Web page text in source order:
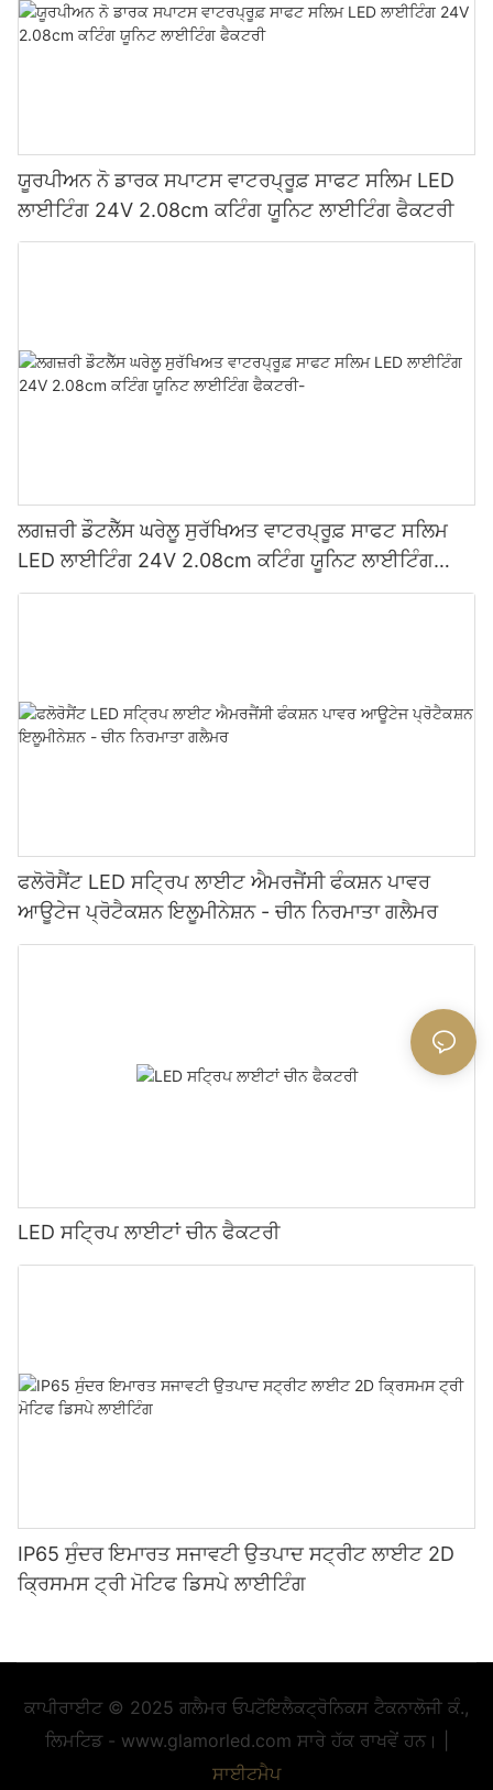
ਯੂਰਪੀਅਨ ਨੋ ਡਾਰਕ ਸਪਾਟਸ ਵਾਟਰਪ੍ਰੂਫ਼ ਸਾਫਟ ਸਲਿਮ LED
ਲਾਈਟਿੰਗ 24V 2.08cm ਕਟਿੰਗ ਯੂਨਿਟ ਲਾਈਟਿੰਗ ਫੈਕਟਰੀ
ਲਗਜ਼ਰੀ ਡੌਟਲੈੱਸ ਘਰੇਲੂ ਸੁਰੱਖਿਅਤ ਵਾਟਰਪ੍ਰੂਫ਼ ਸਾਫਟ ਸਲਿਮ
LED ਲਾਈਟਿੰਗ 24V 2.08cm ਕਟਿੰਗ ਯੂਨਿਟ ਲਾਈਟਿੰਗ
ਫੈਕਟਰੀ-
ਫਲੋਰੋਸੈਂਟ LED ਸਟ੍ਰਿਪ ਲਾਈਟ ਐਮਰਜੈਂਸੀ ਫੰਕਸ਼ਨ ਪਾਵਰ
ਆਊਟੇਜ ਪ੍ਰੋਟੈਕਸ਼ਨ ਇਲੂਮੀਨੇਸ਼ਨ - ਚੀਨ ਨਿਰਮਾਤਾ ਗਲੈਮਰ
LED ਸਟ੍ਰਿਪ ਲਾਈਟਾਂ ਚੀਨ ਫੈਕਟਰੀ
IP65 ਸੁੰਦਰ ਇਮਾਰਤ ਸਜਾਵਟੀ ਉਤਪਾਦ ਸਟ੍ਰੀਟ ਲਾਈਟ 2D
ਕ੍ਰਿਸਮਸ ਟ੍ਰੀ ਮੋਟਿਫ ਡਿਸਪੇ ਲਾਈਟਿੰਗ
ਕਾਪੀਰਾਈਟ © 2025 ਗਲੈਮਰ ਓਪਟੋਇਲੈਕਟ੍ਰੋਨਿਕਸ ਟੈਕਨਾਲੋਜੀ ਕੰ.,
ਲਿਮਟਿਡ - www.glamorled.com ਸਾਰੇ ਹੱਕ ਰਾਖਵੇਂ ਹਨ। |
ਸਾਈਟਮੈਪ